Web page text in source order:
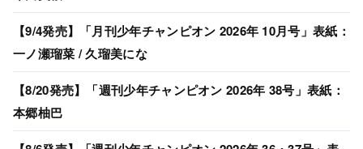
【9/4発売】「月刊少年チャンピオン 2026年 10月号」表紙：
一ノ瀬瑠菜 / 久瑠美にな
【8/20発売】「週刊少年チャンピオン 2026年 38号」表紙：
本郷柚巴